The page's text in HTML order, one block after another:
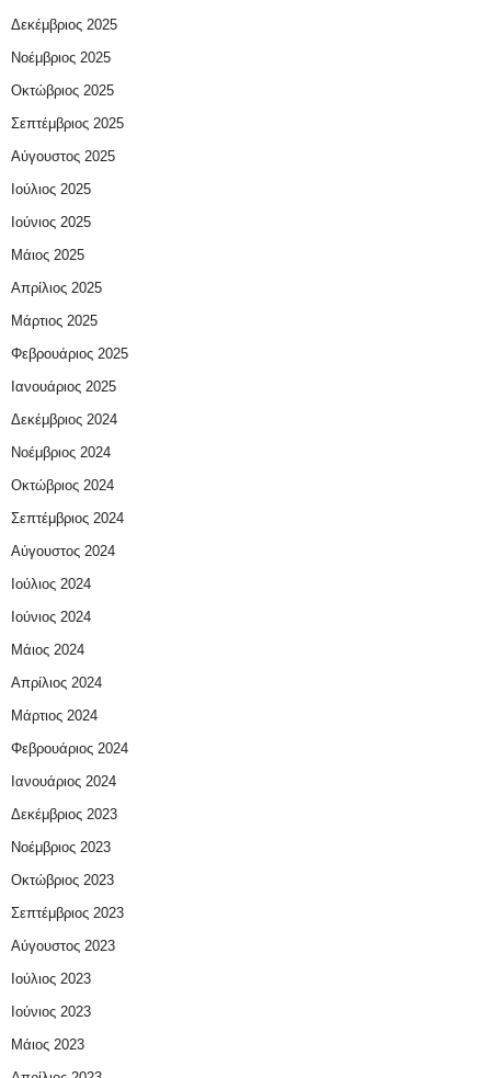
Δεκέμβριος 2025
Νοέμβριος 2025
Οκτώβριος 2025
Σεπτέμβριος 2025
Αύγουστος 2025
Ιούλιος 2025
Ιούνιος 2025
Μάιος 2025
Απρίλιος 2025
Μάρτιος 2025
Φεβρουάριος 2025
Ιανουάριος 2025
Δεκέμβριος 2024
Νοέμβριος 2024
Οκτώβριος 2024
Σεπτέμβριος 2024
Αύγουστος 2024
Ιούλιος 2024
Ιούνιος 2024
Μάιος 2024
Απρίλιος 2024
Μάρτιος 2024
Φεβρουάριος 2024
Ιανουάριος 2024
Δεκέμβριος 2023
Νοέμβριος 2023
Οκτώβριος 2023
Σεπτέμβριος 2023
Αύγουστος 2023
Ιούλιος 2023
Ιούνιος 2023
Μάιος 2023